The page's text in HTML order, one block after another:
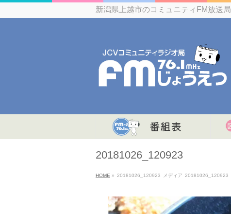
新潟県上越市のコミュニティFM放送局
20181026_120923
HOME » 20181026_120923 メディア 20181026_120923